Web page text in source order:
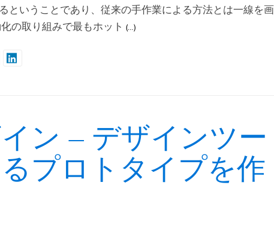
ということであり、従来の手作業による方法とは一線を画
の取り組みで最もホット (…)
ン – デザインツー
プロトタイプを作